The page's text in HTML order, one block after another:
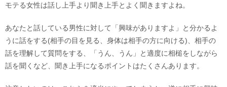
モテる女性は話し上手より聞き上手とよく聞きますよね。
あなたと話している男性に対して「興味がありますよ」と分かるよ
うに話をする(相手の目を見る、身体は相手の方に向ける)、相手の
話を理解して質問をする、「うん、うん」と適度に相槌をしながら
話を聞くなど、聞き上手になるポイントはたくさんあります。